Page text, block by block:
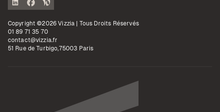
Copyright ©2026 Vizzia | Tous Droits Réservés
01 89 71 35 70
contact@vizzia.fr
51 Rue de Turbigo,75003 Paris